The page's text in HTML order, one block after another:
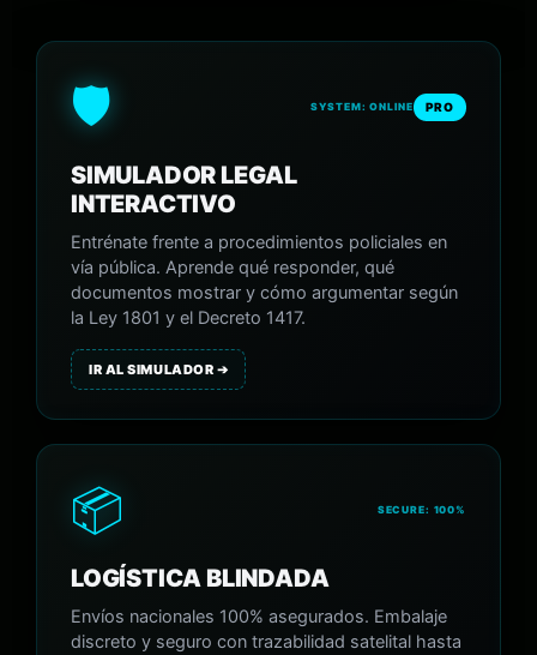
🛡️ SYSTEM: ONLINE PRO
SIMULADOR LEGAL
INTERACTIVO
Entrénate frente a procedimientos policiales en
vía pública. Aprende qué responder, qué
documentos mostrar y cómo argumentar según
la Ley 1801 y el Decreto 1417.
IR AL SIMULADOR ➔
📦 SECURE: 100%
LOGÍSTICA BLINDADA
Envíos nacionales 100% asegurados. Embalaje
discreto y seguro con trazabilidad satelital hasta